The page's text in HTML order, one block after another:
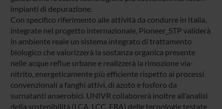
impianti di depurazione.
Con specifico riferimento alle attività da condurre in Italia,
integrate nel progetto internazionale, Pioneer_STP validerà
in ambiente reale un sistema integrato di trattamento
biologico che valorizzerà la sostanza organica presente
nelle acque reflue urbane e realizzerà la rimozione via-
nitrito, energeticamente più efficiente rispetto ai processi
convenzionali a fanghi attivi, di azoto e fosforo da
surnatanti anaerobici. UNIVR collaborerà inoltre all’analisi
della sostenibilità (LCA, LCC, ERA) delle tecnologie testate